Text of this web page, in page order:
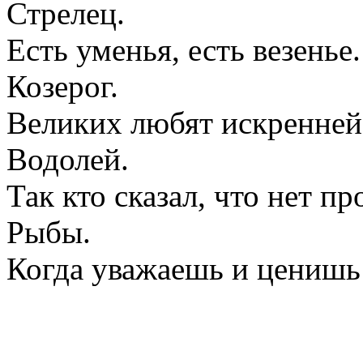
Стрелец.
Есть уменья, есть
Козерог.
Великих любят
Водолей.
Так кто сказал, что нет
Рыбы.
Когда уважаешь и